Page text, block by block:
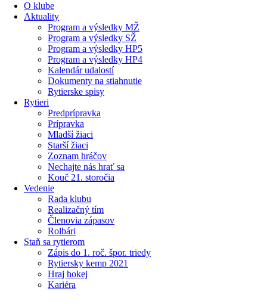
O klube
Aktuality
Program a výsledky MŽ
Program a výsledky SŽ
Program a výsledky HP5
Program a výsledky HP4
Kalendár udalostí
Dokumenty na stiahnutie
Rytierske spisy
Rytieri
Predprípravka
Prípravka
Mladší žiaci
Starší žiaci
Zoznam hráčov
Nechajte nás hrať sa
Kouč 21. storočia
Vedenie
Rada klubu
Realizačný tím
Členovia zápasov
Rolbári
Staň sa rytierom
Zápis do 1. roč. špor. triedy
Rytiersky kemp 2021
Hraj hokej
Kariéra